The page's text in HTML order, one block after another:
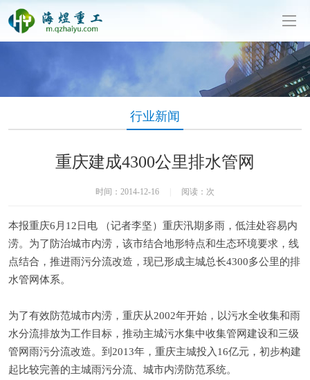
行业新闻
重庆建成4300公里排水管网
时间：2014-12-16 阅读： 次
本报重庆6月12日电 （记者李坚）重庆汛期多雨，低洼处容易内
涝。为了防治城市内涝，该市结合地形特点和生态环境要求，线
点结合，推进雨污分流改造，现已形成主城总长4300多公里的排
水管网体系。
为了有效防范城市内涝，重庆从2002年开始，以污水全收集和雨
水分流排放为工作目标，推动主城污水集中收集管网建设和三级
管网雨污分流改造。到2013年，重庆主城投入16亿元，初步构建
起比较完善的主城雨污分流、城市内涝防范系统。